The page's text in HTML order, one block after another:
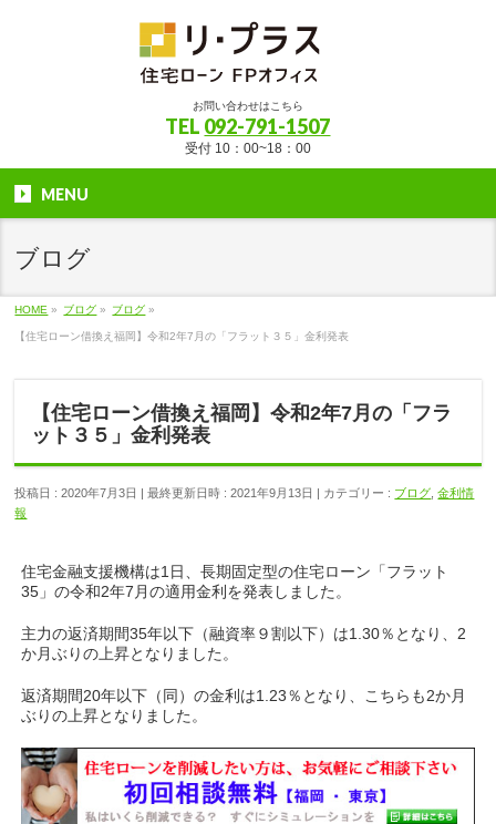
お問い合わせはこちら
TEL 092-791-1507
受付 10：00~18：00
MENU
ブログ
HOME » ブログ » ブログ »
【住宅ローン借換え福岡】令和2年7月の「フラット３５」金利発表
【住宅ローン借換え福岡】令和2年7月の「フラ
ット３５」金利発表
投稿日 : 2020年7月3日 最終更新日時 : 2021年9月13日 カテゴリー : ブログ ,金利情
報
住宅金融支援機構は1日、長期固定型の住宅ローン「フラット
35」の令和2年7月の適用金利を発表しました。
主力の返済期間35年以下（融資率９割以下）は1.30％となり、2
か月ぶりの上昇となりました。
返済期間20年以下（同）の金利は1.23％となり、こちらも2か月
ぶりの上昇となりました。